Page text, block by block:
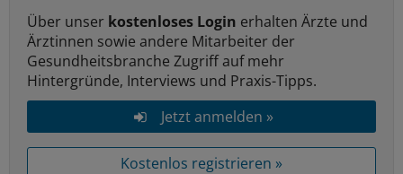
Über unser kostenloses Login erhalten Ärzte und
Ärztinnen sowie andere Mitarbeiter der
Gesundheitsbranche Zugriff auf mehr
Hintergründe, Interviews und Praxis-Tipps.
Jetzt anmelden »
Kostenlos registrieren »